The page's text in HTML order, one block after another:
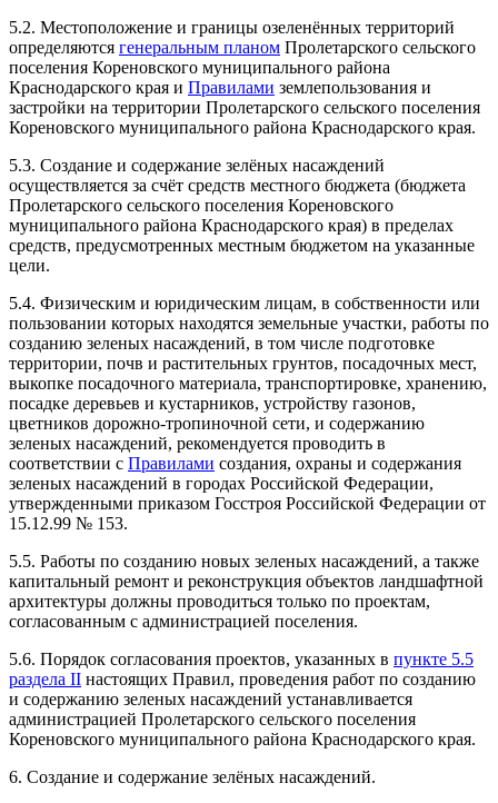
5.2. Местоположение и границы озеленённых территорий
определяются генеральным планом Пролетарского сельского
поселения Кореновского муниципального района
Краснодарского края и Правилами землепользования и
застройки на территории Пролетарского сельского поселения
Кореновского муниципального района Краснодарского края.
5.3. Создание и содержание зелёных насаждений
осуществляется за счёт средств местного бюджета (бюджета
Пролетарского сельского поселения Кореновского
муниципального района Краснодарского края) в пределах
средств, предусмотренных местным бюджетом на указанные
цели.
5.4. Физическим и юридическим лицам, в собственности или
пользовании которых находятся земельные участки, работы по
созданию зеленых насаждений, в том числе подготовке
территории, почв и растительных грунтов, посадочных мест,
выкопке посадочного материала, транспортировке, хранению,
посадке деревьев и кустарников, устройству газонов,
цветников дорожно-тропиночной сети, и содержанию
зеленых насаждений, рекомендуется проводить в
соответствии с Правилами создания, охраны и содержания
зеленых насаждений в городах Российской Федерации,
утвержденными приказом Госстроя Российской Федерации от
15.12.99 № 153.
5.5. Работы по созданию новых зеленых насаждений, а также
капитальный ремонт и реконструкция объектов ландшафтной
архитектуры должны проводиться только по проектам,
согласованным с администрацией поселения.
5.6. Порядок согласования проектов, указанных в пункте 5.5
раздела II настоящих Правил, проведения работ по созданию
и содержанию зеленых насаждений устанавливается
администрацией Пролетарского сельского поселения
Кореновского муниципального района Краснодарского края.
6. Создание и содержание зелёных насаждений.